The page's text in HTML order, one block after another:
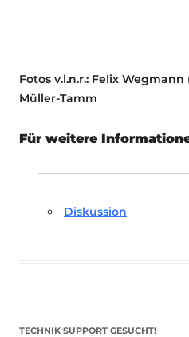
Fotos v.l.n.r.: Felix Wegmann
Müller-Tamm
Für weitere
Diskussion
TECHNIK SUPPORT GESUCHT!